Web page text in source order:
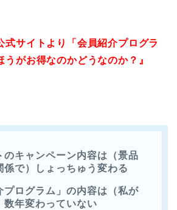
式サイトより「会員紹介プログラ
うがお得なのかどうなのか？』
のキャンペーン内容は（景品
係で）しょっちゅう変わる
プログラム」の内容は（私が
数年変わっていない